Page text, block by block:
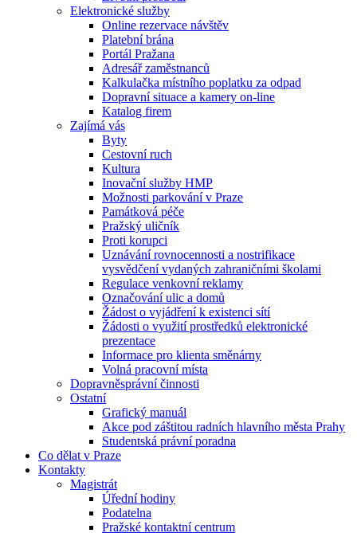
Elektronické služby
Online rezervace návštěv
Platební brána
Portál Pražana
Adresář zaměstnanců
Kalkulačka místního poplatku za odpad
Dopravní situace a kamery on-line
Katalog firem
Zajímá vás
Byty
Cestovní ruch
Kultura
Inovační služby HMP
Možnosti parkování v Praze
Památková péče
Pražský uličník
Proti korupci
Uznávání rovnocennosti a nostrifikace
vysvědčení vydaných zahraničními školami
Regulace venkovní reklamy
Označování ulic a domů
Žádost o vyjádření k existenci sítí
Žádosti o využití prostředků elektronické
prezentace
Informace pro klienta směnárny
Volná pracovní místa
Dopravněsprávní činnosti
Ostatní
Grafický manuál
Akce pod záštitou radních hlavního města Prahy
Studentská právní poradna
Co dělat v Praze
Kontakty
Magistrát
Úřední hodiny
Podatelna
Pražské kontaktní centrum